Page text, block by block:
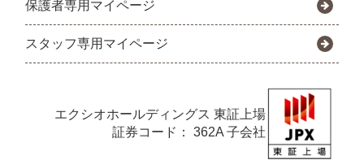
保護者専用マイページ
スタッフ専用マイページ
エクシオホールディングス 東証上場
証券コード： 362A 子会社